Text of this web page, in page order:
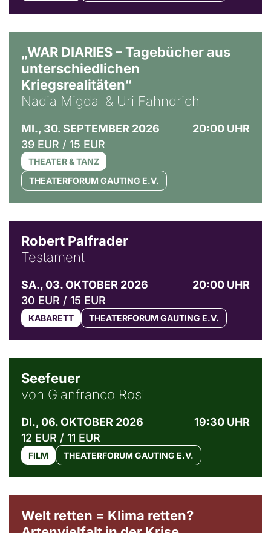
„WAR DIARIES – Tagebücher aus
unterschiedlichen
Kriegsrealitäten“
Nadia Migdal & Uri Fahndrich
MI., 30. SEPTEMBER 2026
20:00 UHR
39 EUR / 15 EUR
THEATER & TANZ
THEATERFORUM GAUTING E.V.
Robert Palfrader
Testament
SA., 03. OKTOBER 2026
20:00 UHR
30 EUR / 15 EUR
KABARETT THEATERFORUM GAUTING E.V.
Seefeuer
von Gianfranco Rosi
DI., 06. OKTOBER 2026
19:30 UHR
12 EUR / 11 EUR
FILM THEATERFORUM GAUTING E.V.
Welt retten = Klima retten?